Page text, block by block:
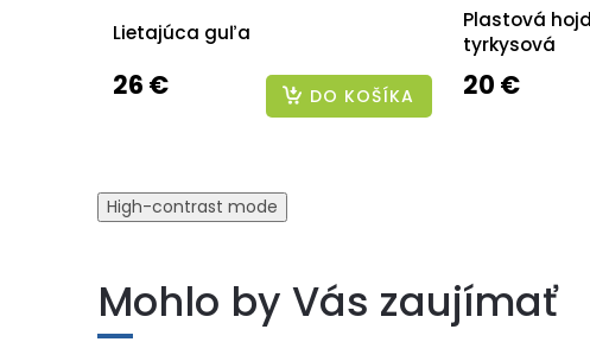
Lietajúca guľa
26 € DO KOŠÍKA
Plastová
tyrkysová
20 €
High-contrast mode
Mohlo by Vás zaujímať